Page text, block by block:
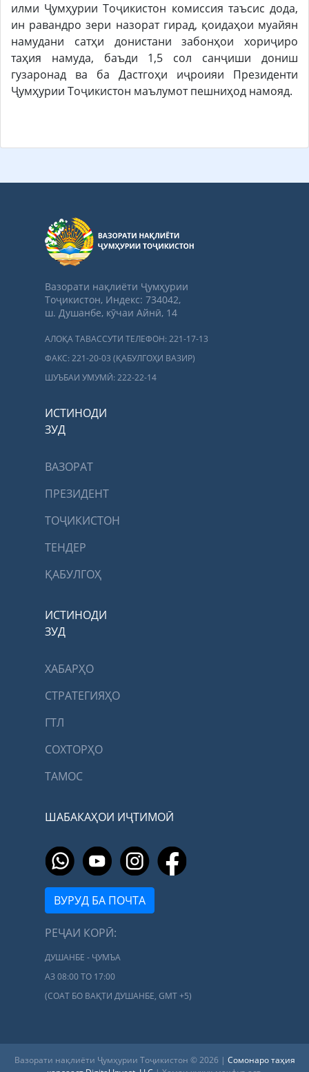
илми Ҷумҳурии Тоҷикистон комиссия таъсис дода,
ин равандро зери назорат гирад, қоидаҳои муайян
намудани сатҳи донистани забонҳои хориҷиро
таҳия намуда, баъди 1,5 сол санҷиши дониш
гузаронад ва ба Дастгоҳи иҷроияи Президенти
Ҷумҳурии Тоҷикистон маълумот пешниҳод намояд.
Вазорати нақлиёти Ҷумҳурии
Тоҷикистон, Индекс: 734042,
ш. Душанбе, кӯчаи Айнӣ, 14
АЛОҚА ТАВАССУТИ ТЕЛЕФОН: 221-17-13
ФАКС: 221-20-03 (ҚАБУЛГОҲИ ВАЗИР)
ШУЪБАИ УМУМӢ: 222-22-14
ИСТИНОДИ
ЗУД
ВАЗОРАТ
ПРЕЗИДЕНТ
ТОҶИКИСТОН
ТЕНДЕР
ҚАБУЛГОҲ
ИСТИНОДИ
ЗУД
ХАБАРҲО
СТРАТЕГИЯҲО
ГТЛ
СОХТОРҲО
ТАМОС
ШАБАКАҲОИ ИҶТИМОӢ
ВУРУД БА ПОЧТА
РЕҶАИ КОРӢ:
ДУШАНБЕ - ҶУМЪА
АЗ 08:00 ТО 17:00
(СОАТ БО ВАҚТИ ДУШАНБЕ, GMT +5)
Вазорати нақлиёти Ҷумҳурии Тоҷикистон © 2026 | Сомонаро таҳия